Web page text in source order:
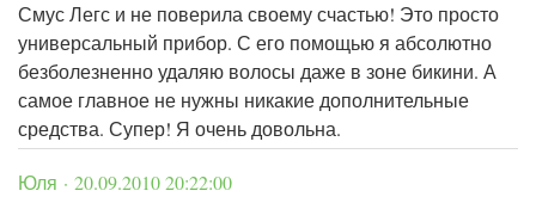
Смус Легс и не поверила своему счастью! Это просто
универсальный прибор. С его помощью я абсолютно
безболезненно удаляю волосы даже в зоне бикини. А
самое главное не нужны никакие дополнительные
средства. Супер! Я очень довольна.
Юля · 20.09.2010 20:22:00